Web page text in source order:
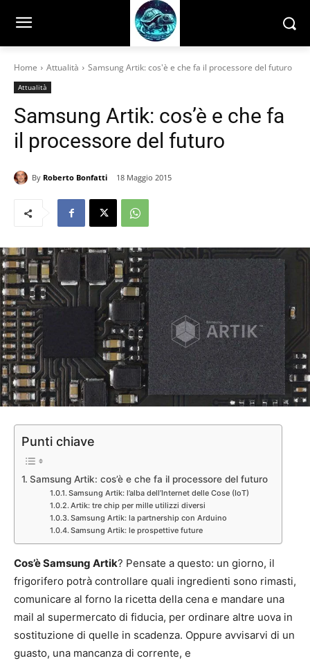
Home Attualità Samsung Artik: cos'è e che fa il processore del futuro
Attualità
Samsung Artik: cos’è e che fa
il processore del futuro
By Roberto Bonfatti 18 Maggio 2015
Punti chiave
Samsung Artik: cos’è e che fa il processore del futuro
Samsung Artik: l’alba dell’Internet delle Cose (IoT)
Artik: tre chip per mille utilizzi diversi
Samsung Artik: la partnership con Arduino
Samsung Artik: le prospettive future
Cos’è Samsung Artik? Pensate a questo: un giorno, il
frigorifero potrà controllare quali ingredienti sono rimasti,
comunicare al forno la ricetta della cena e mandare una
mail al supermercato di fiducia, per ordinare altre uova in
sostituzione di quelle in scadenza. Oppure avvisarvi di un
guasto, una mancanza di corrente, e